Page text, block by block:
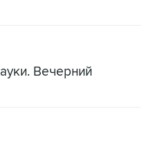
Вечерний